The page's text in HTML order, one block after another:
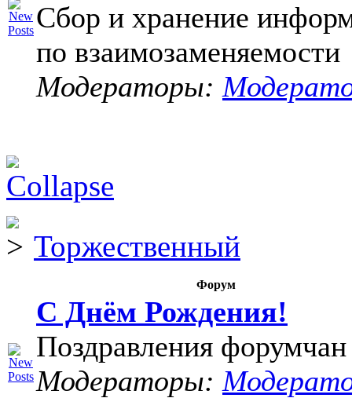
Сбор и хранение
по взаимозаменяемости
Модераторы:
Торжественный
Форум
С Днём Рождения!
Поздравления форумчан
Модераторы: